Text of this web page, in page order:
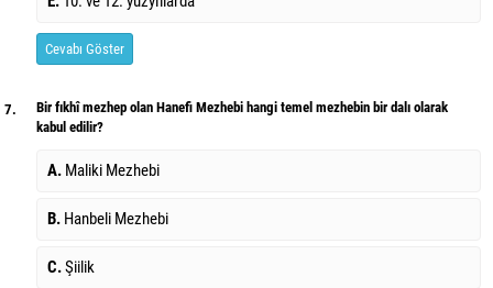
Cevabı Göster
7.
Bir fıkhî mezhep olan Hanefi Mezhebi hangi temel mezhebin bir dalı olarak
kabul edilir?
A. Maliki Mezhebi
B. Hanbeli Mezhebi
C.Şiilik